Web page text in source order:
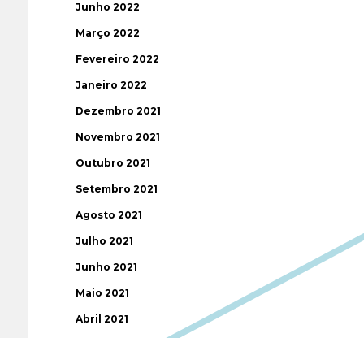
Junho 2022
Março 2022
Fevereiro 2022
Janeiro 2022
Dezembro 2021
Novembro 2021
Outubro 2021
Setembro 2021
Agosto 2021
Julho 2021
Junho 2021
Maio 2021
Abril 2021